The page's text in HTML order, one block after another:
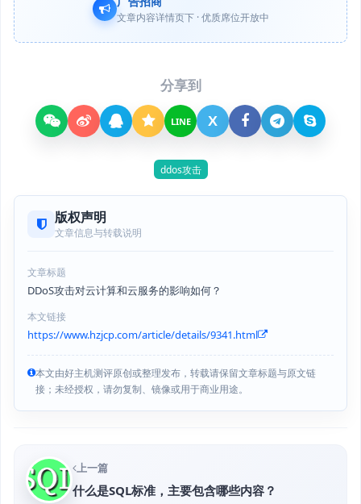
文章内容详情页下 · 优质席位开放中
分享到
LINE X
ddos攻击
版权声明
文章信息与转载说明
文章标题
DDoS攻击对云计算和云服务的影响如何？
本文链接
https://www.hzjcp.com/article/details/9341.html
本文由好主机测评原创或整理发布，转载请保留文章标题与原文链
接；未经授权，请勿复制、镜像或用于商业用途。
上一篇
什么是SQL标准，主要包含哪些内容？